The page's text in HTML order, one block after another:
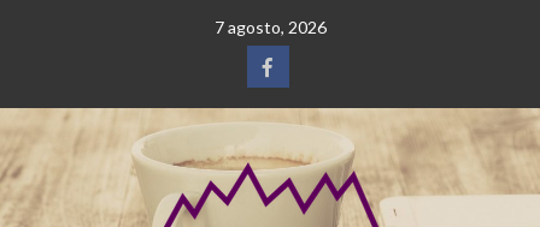
7 agosto, 2026
Facebook